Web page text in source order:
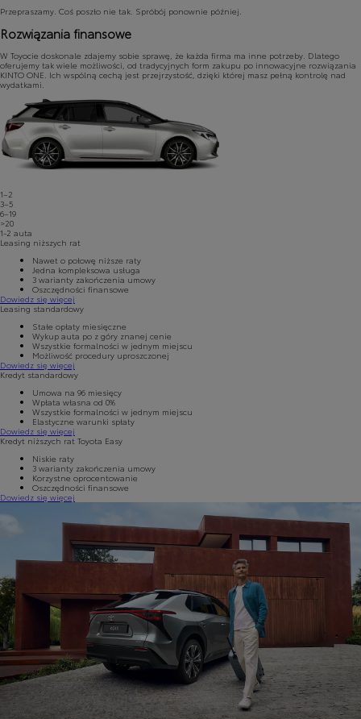
Przepraszamy. Coś poszło nie tak. Spróbój ponownie później.
Rozwiązania finansowe
W Toyocie doskonale zdajemy sobie sprawę, że każda firma ma inne potrzeby. Dlatego
oferujemy tak wiele możliwości, od tradycyjnych form zakupu po innowacyjne rozwiązania
KINTO ONE. Ich wspólną cechą jest przejrzystość, dzięki której masz pełną kontrolę nad
wydatkami.
1–2
3–5
6–19
>20
1-2 auta
Leasing niższych rat
Nawet o połowę niższe raty
Jedna kompleksowa usługa
3 warianty zakończenia umowy
Oszczędności finansowe
Dowiedz się więcej
Leasing standardowy
Stałe opłaty miesięczne
Wykup auta po z góry znanej cenie
Wszystkie formalności w jednym miejscu
Możliwość procedury uproszczonej
Dowiedz się więcej
Kredyt standardowy
Umowa na 96 miesięcy
Wpłata własna od 0%
Wszystkie formalności w jednym miejscu
Elastyczne warunki spłaty
Dowiedz się więcej
Kredyt niższych rat Toyota Easy
Niskie raty
3 warianty zakończenia umowy
Korzystne oprocentowanie
Oszczędności finansowe
Dowiedz się więcej